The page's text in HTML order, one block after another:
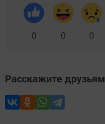
0 0 0
Расскажите друзьям